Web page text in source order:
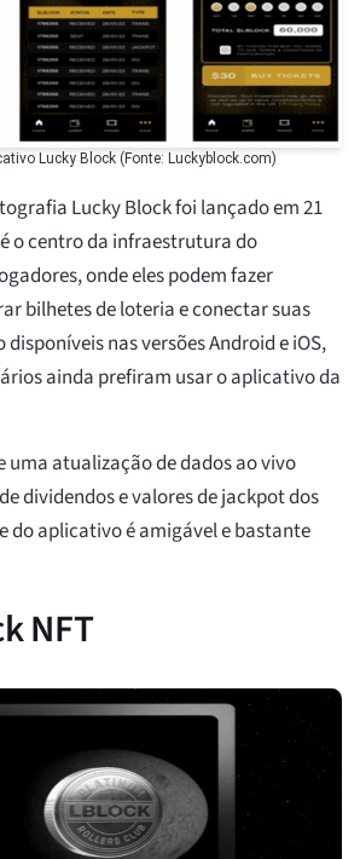
Lucky Block (Fonte: Luckyblock.com)
Lucky Block foi lançado em 21
o centro da infraestrutura do
onde eles podem fazer
bilhetes de loteria e conectar suas
nas versões Android e iOS,
ainda prefiram usar o aplicativo da
uma atualização de dados ao vivo
dividendos e valores de jackpot dos
do aplicativo é amigável e bastante
NFT